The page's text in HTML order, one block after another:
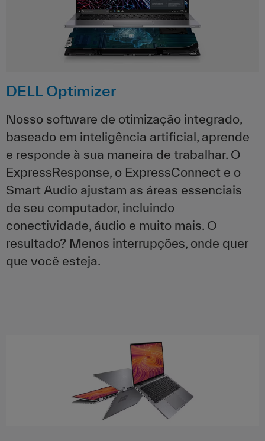
DELL Optimizer
Nosso software de otimização integrado,
baseado em inteligência artificial, aprende
e responde à sua maneira de trabalhar. O
ExpressResponse, o ExpressConnect e o
Smart Audio ajustam as áreas essenciais
de seu computador, incluindo
conectividade, áudio e muito mais. O
resultado? Menos interrupções, onde quer
que você esteja.